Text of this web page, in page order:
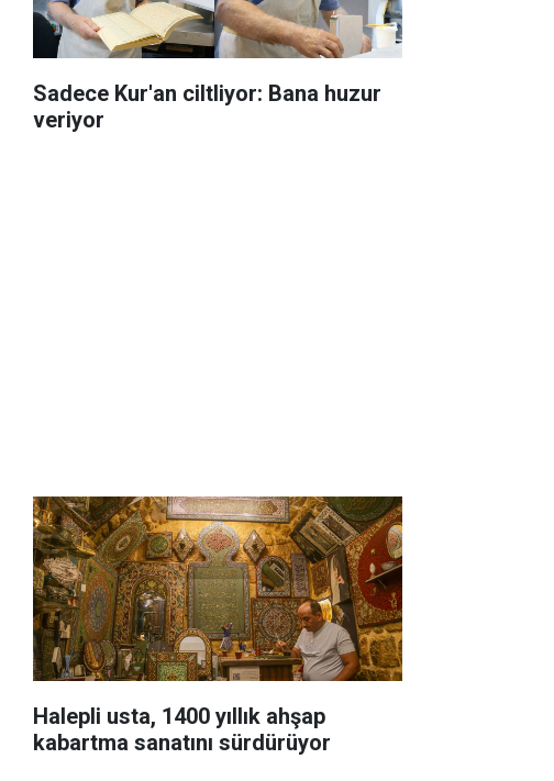
Sadece Kur'an ciltliyor: Bana huzur
veriyor
Halepli usta, 1400 yıllık ahşap
kabartma sanatını sürdürüyor